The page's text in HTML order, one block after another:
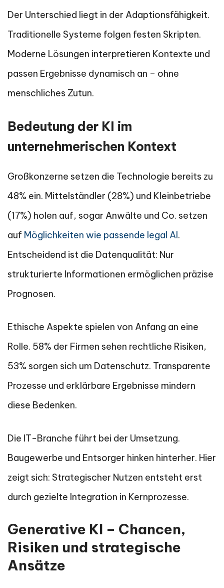
Der Unterschied liegt in der Adaptionsfähigkeit.
Traditionelle Systeme folgen festen Skripten.
Moderne Lösungen interpretieren Kontexte und
passen Ergebnisse dynamisch an – ohne
menschliches Zutun.
Bedeutung der KI im
unternehmerischen Kontext
Großkonzerne setzen die Technologie bereits zu
48% ein. Mittelständler (28%) und Kleinbetriebe
(17%) holen auf, sogar Anwälte und Co. setzen
auf Möglichkeiten wie passende legal AI.
Entscheidend ist die Datenqualität: Nur
strukturierte Informationen ermöglichen präzise
Prognosen.
Ethische Aspekte spielen von Anfang an eine
Rolle. 58% der Firmen sehen rechtliche Risiken,
53% sorgen sich um Datenschutz. Transparente
Prozesse und erklärbare Ergebnisse mindern
diese Bedenken.
Die IT-Branche führt bei der Umsetzung.
Baugewerbe und Entsorger hinken hinterher. Hier
zeigt sich: Strategischer Nutzen entsteht erst
durch gezielte Integration in Kernprozesse.
Generative KI – Chancen,
Risiken und strategische
Ansätze